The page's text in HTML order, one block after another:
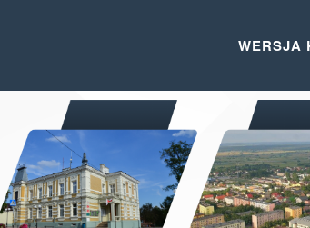
WERSJA